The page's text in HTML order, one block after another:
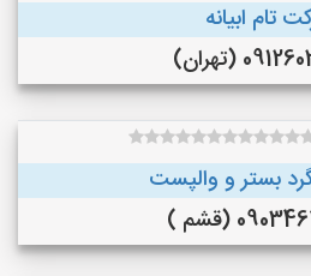
تام ابیانه
(تهران)
بستر و والپست
(قشم )